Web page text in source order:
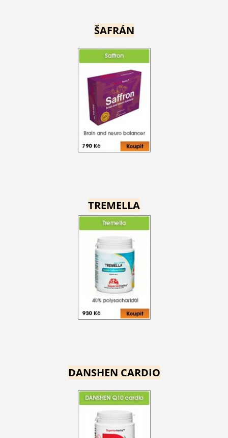
ŠAFRÁN
TREMELLA
DANSHEN CARDIO